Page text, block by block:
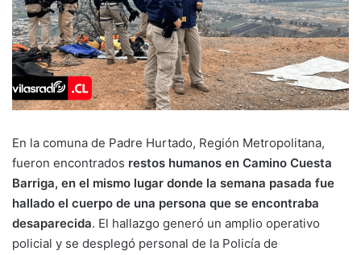
En la comuna de Padre Hurtado, Región Metropolitana,
fueron encontrados restos humanos en Camino Cuesta
Barriga, en el mismo lugar donde la semana pasada fue
hallado el cuerpo de una persona que se encontraba
desaparecida. El hallazgo generó un amplio operativo
policial y se desplegó personal de la Policía de